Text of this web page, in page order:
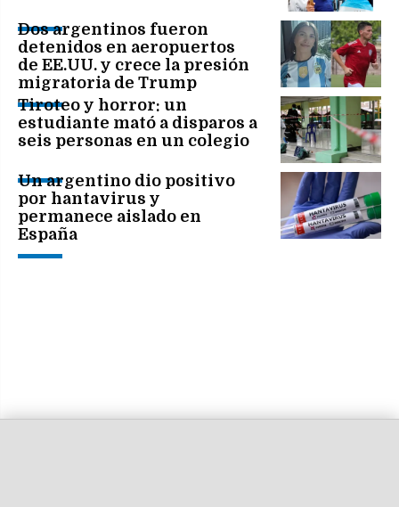
Dos argentinos fueron
detenidos en aeropuertos
de EE.UU. y crece la presión
migratoria de Trump
Tiroteo y horror: un
estudiante mató a disparos a
seis personas en un colegio
Un argentino dio positivo
por hantavirus y
permanece aislado en
España